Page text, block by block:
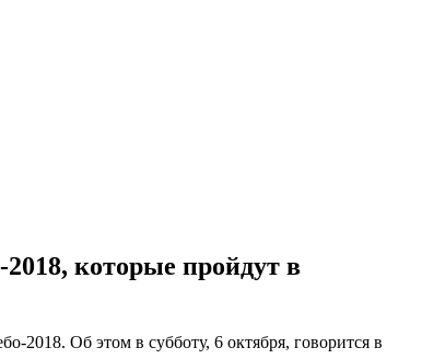
которые пройдут в
Об этом в субботу, 6 октября, говорится в